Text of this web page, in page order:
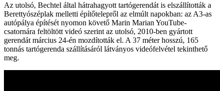
Az utolsó, Bechtel által hátrahagyott tartógerendát is elszállították a
Berettyószéplak melletti építőtelepről az elmúlt napokban: az A3-as
autópálya építését nyomon követő Marin Marian YouTube-
csatornára feltöltött videó szerint az utolsó, 2010-ben gyártott
gerendát március 24-én mozdították el. A 37 méter hosszú, 165
tonnás tartógerenda szállításáról látványos videófelvétel tekinthető
meg.